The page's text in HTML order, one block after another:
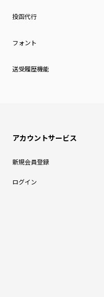
投函代行
フォント
送受履歴機能
アカウントサービス
新規会員登録
ログイン